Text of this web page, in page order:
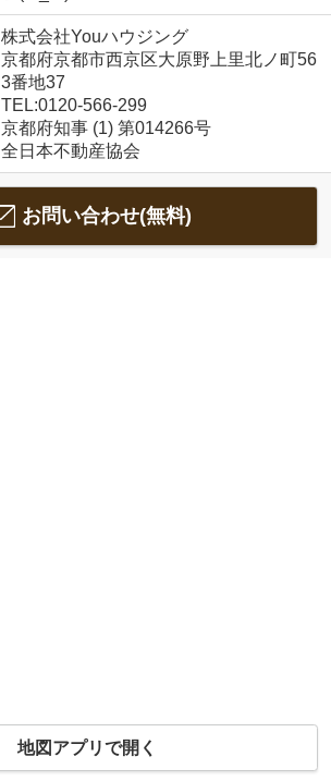
株式会社Youハウジング
京都府京都市西京区大原野上里北ノ町56
3番地37
TEL:0120-566-299
京都府知事 (1) 第014266号
全日本不動産協会
お問い合わせ(無料)
地図アプリで開く